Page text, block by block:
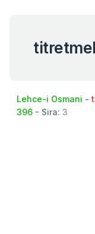
Lehce-i Osmani -
396 - Sira: 3